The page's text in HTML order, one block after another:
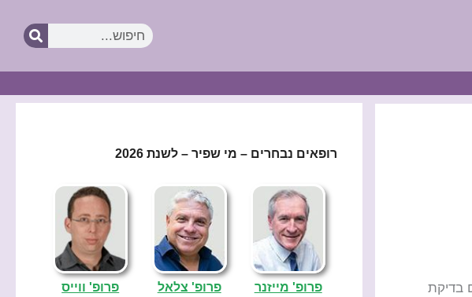
בדיקת
רופאים נבחרים – מי שפיר – לשנת 2026
פרופ' מייזנר פרופ' צלאל פרופ' ווייס